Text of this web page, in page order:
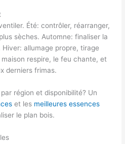
Été: contrôler, réarranger,
sèches. Automne: finaliser la
allumage propre, tirage
respire, le feu chante, et
derniers frimas.
région et disponibilité? Un
et les meilleures essences
le plan bois.